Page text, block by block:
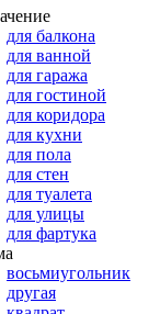
для балкона
для ванной
для гаража
для гостиной
для коридора
для кухни
для пола
для стен
для туалета
для улицы
для фартука
восьмиугольник
другая